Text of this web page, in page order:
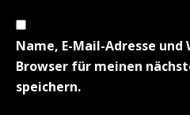
Name, E-Mail-Adresse
Browser für meinen
speichern.